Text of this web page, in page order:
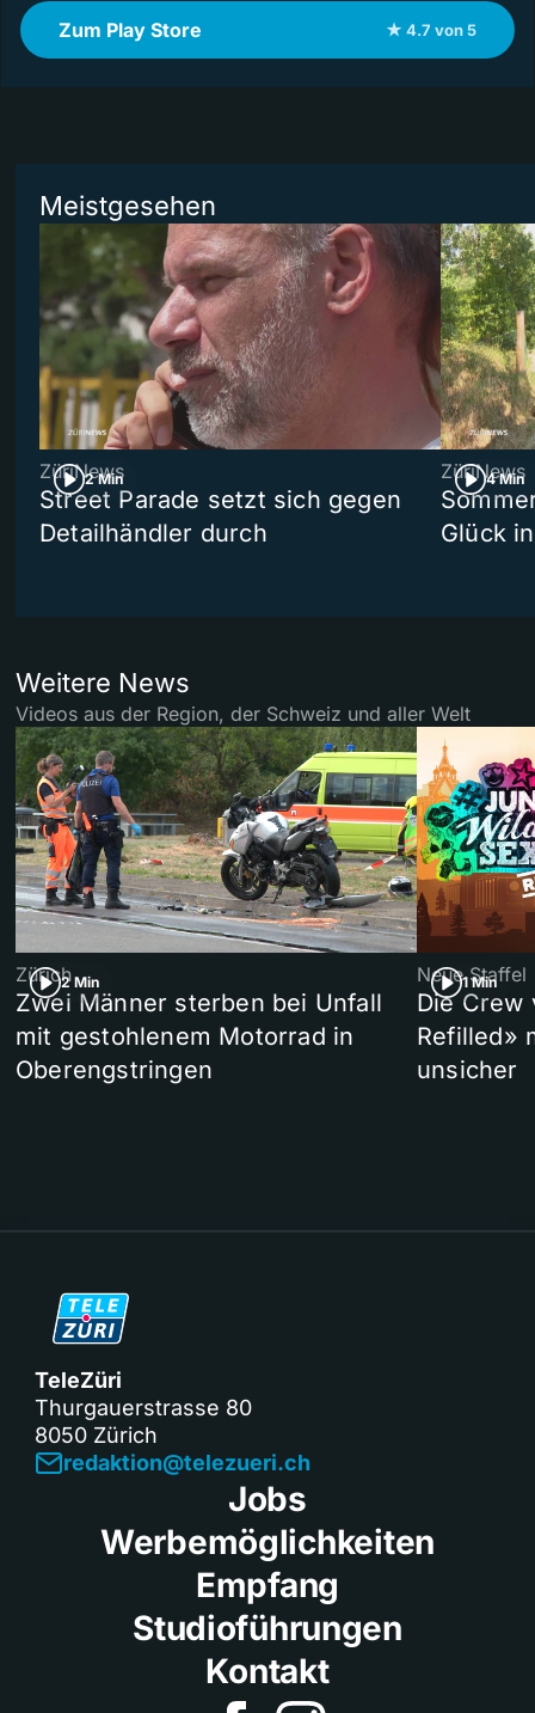
Zum Play Store ★ 4.7 von 5
Meistgesehen
2 Min
ZüriNews
Street Parade setzt sich gegen
Detailhändler durch
4 Min
ZüriNews
Glück
Weitere News
Videos aus der Region, der Schweiz und aller Welt
2 Min
Zürich
Zwei Männer sterben bei Unfall
mit gestohlenem Motorrad in
Oberengstringen
1 Min
Neue Staffel
Die Crew
Refilled»
unsicher
TeleZüri
Thurgauerstrasse 80
8050 Zürich
redaktion@telezueri.ch
Jobs
Werbemöglichkeiten
Empfang
Studioführungen
Kontakt